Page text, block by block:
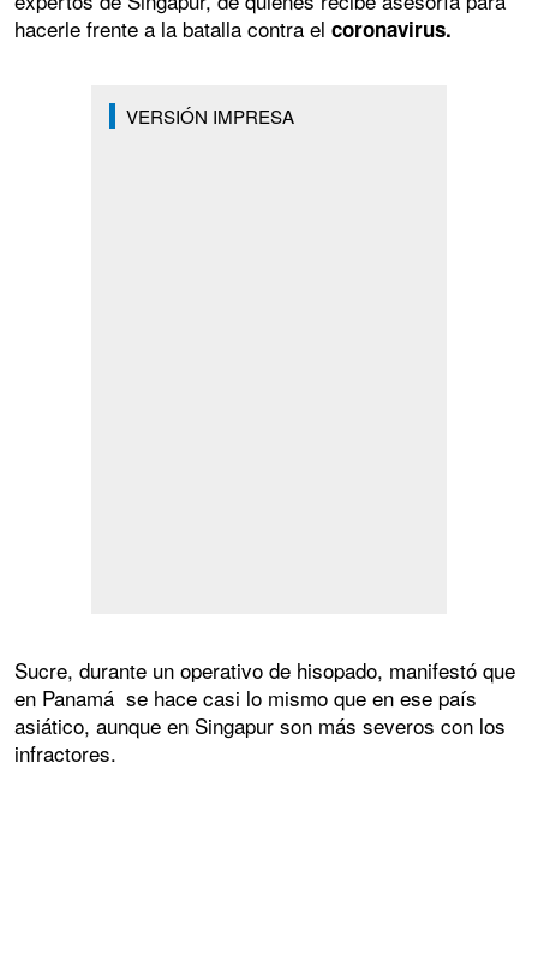
hacerle frente a la batalla contra el coronavirus.
VERSIÓN IMPRESA
Sucre, durante un operativo de hisopado, manifestó que
en Panamá se hace casi lo mismo que en ese país
asiático, aunque en Singapur son más severos con los
infractores.